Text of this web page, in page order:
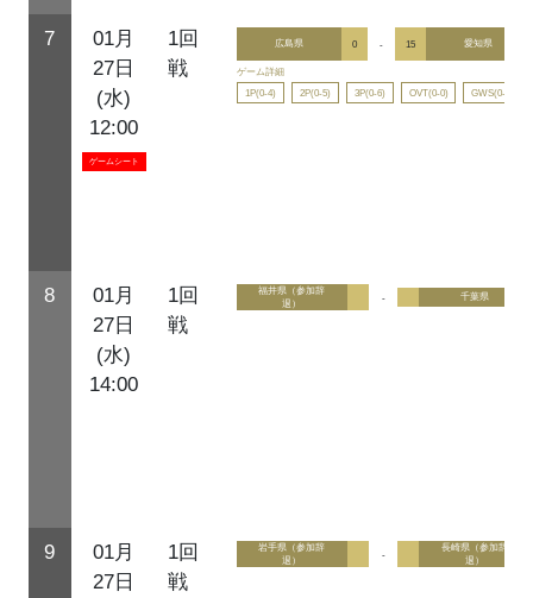
7
01月
27日
(水)
12:00
ゲームシート
1回
戦
広島県 0 - 15 愛知県
ゲーム詳細
1P(0-4)
2P(0-5) 3P(0-6) OVT(0-0) GWS(0-0)
8
01月
27日
(水)
14:00
1回
戦
福井県（参加辞
退）
- 千葉県
9
01月
27日
1回
戦
岩手県（参加辞
退）
-
長崎県（参加辞
退）